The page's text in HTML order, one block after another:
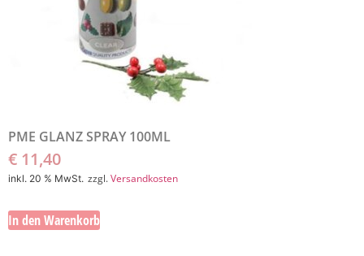
PME GLANZ SPRAY 100ML
€ 11,40
inkl. 20 % MwSt. zzgl.Versandkosten
In den Warenkorb